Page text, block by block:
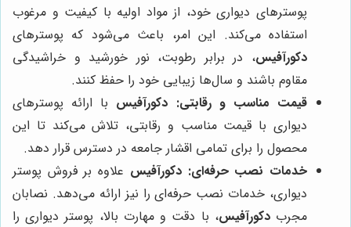
پوسترهای دیواری خود، از مواد اولیه با کیفیت و مرغوب
استفاده می‌کند. این امر، باعث می‌شود که پوسترهای
دکورآفیس، در برابر رطوبت، نور خورشید و خراشیدگی
مقاوم باشند و سال‌ها زیبایی خود را حفظ کنند.
قیمت مناسب و رقابتی: دکورآفیس با ارائه پوسترهای
دیواری با قیمت مناسب و رقابتی، تلاش می‌کند تا این
محصول را برای تمامی اقشار جامعه در دسترس قرار دهد.
خدمات نصب حرفه‌ای: دکورآفیس علاوه بر فروش پوستر
دیواری، خدمات نصب حرفه‌ای را نیز ارائه می‌دهد. نصابان
مجربدکورآفیس، با دقت و مهارت بالا، پوستر دیواری را